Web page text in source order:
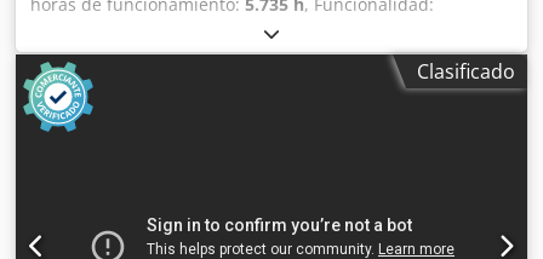
, Compresor de tornillo sin aceite
Atlas Copco ZR90 90 kW 7,50 bares 14 m³/min
Dcjdszqvvaopfx Amusk Año de fabricación: 2012 Horas de
funcionamiento: 5735
Clasificado